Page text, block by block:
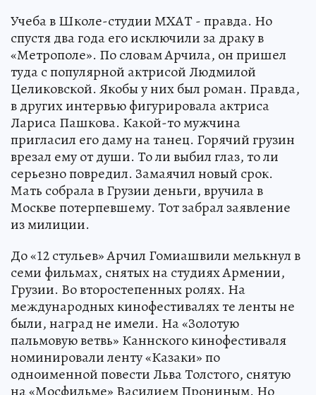
Учеба в Школе-студии МХАТ - правда. Но
спустя два года его исключили за драку в
«Метрополе». По словам Арчила, он пришел
туда с популярной актрисой Людмилой
Целиковской. Якобы у них был роман. Правда,
в других интервью фигурировала актриса
Лариса Пашкова. Какой-то мужчина
пригласил его даму на танец. Горячий грузин
врезал ему от души. То ли выбил глаз, то ли
серьезно повредил. Замаячил новый срок.
Мать собрала в Грузии деньги, вручила в
Москве потерпевшему. Тот забрал заявление
из милиции.
До «12 стульев» Арчил Гомиашвили мелькнул в
семи фильмах, снятых на студиях Армении,
Грузии. Во второстепенных ролях. На
международных кинофестивалях те ленты не
были, наград не имели. На «Золотую
пальмовую ветвь» Каннского кинофестиваля
номинировали ленту «Казаки» по
одноименной повести Льва Толстого, снятую
на «Мосфильме» Василием Прониным. Но